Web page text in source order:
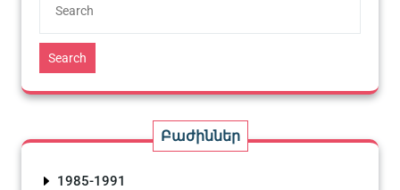
Search
Բաժիններ
1985-1991